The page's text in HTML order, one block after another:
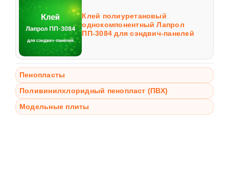
Клей полиуретановый
однокомпонентный Лапрол
ПП-3084 для сэндвич-панелей
Пенопласты
Поливинилхлоридный пенопласт (ПВХ)
Модельные плиты